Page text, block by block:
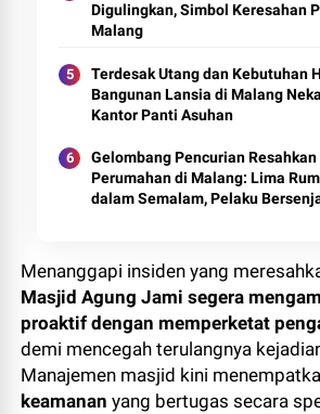
Digulingkan, Simbol Keresahan
Malang
Terdesak Utang dan Kebutuhan
Bangunan Lansia di Malang
Kantor Panti Asuhan
Gelombang Pencurian Resahkan
Perumahan di Malang: Lima
dalam Semalam, Pelaku
Menanggapi insiden yang
Masjid Agung Jami segera
proaktif dengan memperketat
demi mencegah terulangnya
Manajemen masjid kini
keamanan yang bertugas secara